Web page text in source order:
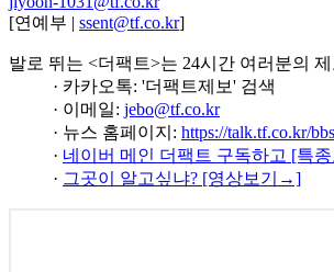
[연예부 | ssent@tf.co.kr]
발로 뛰는 <더팩트>는 24시간 여러분의
· 카카오톡: '더팩트제보' 검색
· 이메일: jebo@tf.co.kr
· 뉴스 홈페이지: https://talk.tf.co.kr/
· 네이버 메인 더팩트 구독하고 [특
· 그곳이 알고싶냐? [영상보기→]